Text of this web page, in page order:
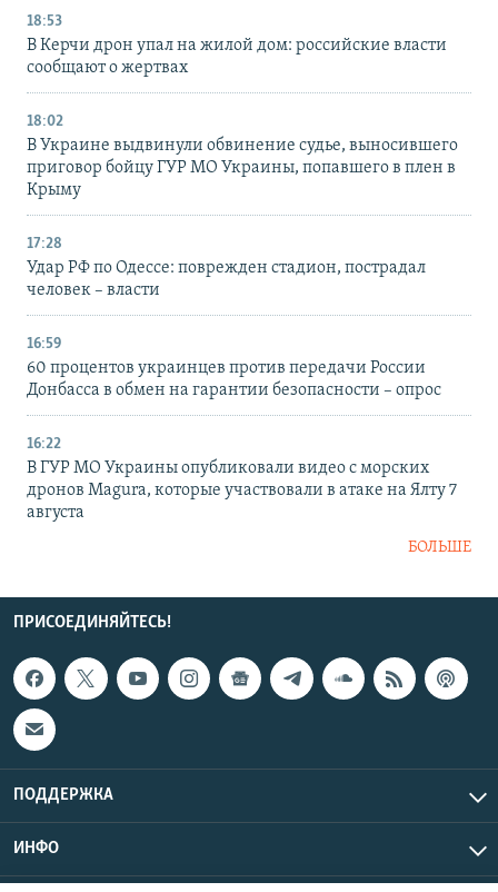
18:53
В Керчи дрон упал на жилой дом: российские власти
сообщают о жертвах
18:02
В Украине выдвинули обвинение судье, выносившего
приговор бойцу ГУР МО Украины, попавшего в плен в
Крыму
17:28
Удар РФ по Одессе: поврежден стадион, пострадал
человек – власти
16:59
60 процентов украинцев против передачи России
Донбасса в обмен на гарантии безопасности – опрос
16:22
В ГУР МО Украины опубликовали видео с морских
дронов Magura, которые участвовали в атаке на Ялту 7
августа
БОЛЬШЕ
ПРИСОЕДИНЯЙТЕСЬ!
ПОДДЕРЖКА
ИНФО